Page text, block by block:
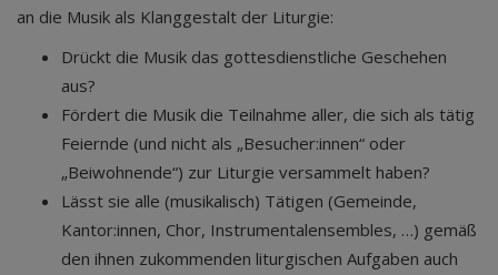
an die Musik als Klanggestalt der Liturgie:
Drückt die Musik das gottesdienstliche Geschehen
aus?
Fördert die Musik die Teilnahme aller, die sich als tätig
Feiernde (und nicht als „Besucher:innen“ oder
„Beiwohnende“) zur Liturgie versammelt haben?
Lässt sie alle (musikalisch) Tätigen (Gemeinde,
Kantor:innen, Chor, Instrumentalensembles, …) gemäß
den ihnen zukommenden liturgischen Aufgaben auch